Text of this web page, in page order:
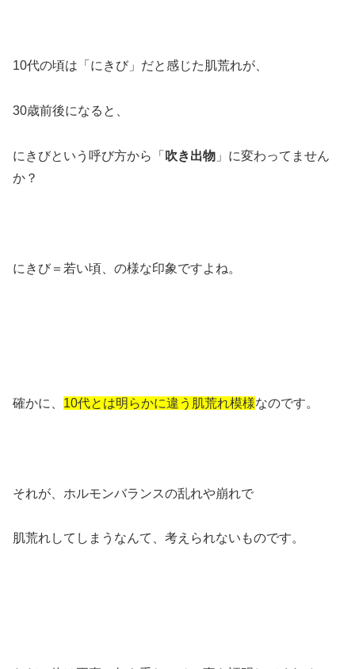
10代の頃は「にきび」だと感じた肌荒れが、
30歳前後になると、
にきびという呼び方から「 吹き出物 」に変わってません
か？
にきび＝若い頃、の様な印象ですよね。
確かに、 10代とは明らかに違う肌荒れ模様なのです。
それが、ホルモンバランスの乱れや崩れで
肌荒れしてしまうなんて、考えられないものです。